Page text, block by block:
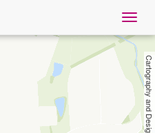
Cartography and Design: ©